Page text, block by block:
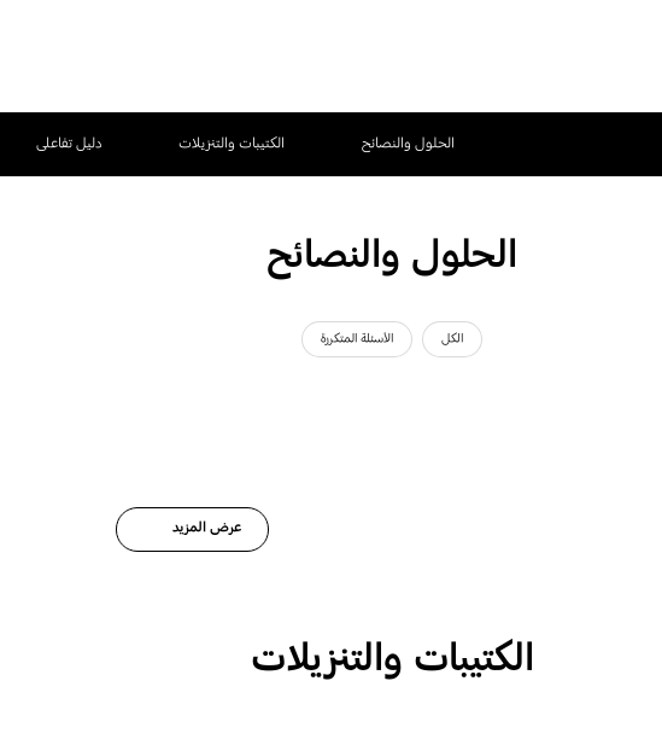
الحلول والنصائح الكتيبات والتنزيلات دليل تفاعلى
الحلول والنصائح
الكل الأسئلة المتكررة
عرض المزيد
الكتيبات والتنزيلات